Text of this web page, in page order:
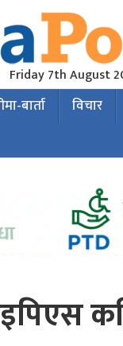
Friday 7th August
बार्ता विचार